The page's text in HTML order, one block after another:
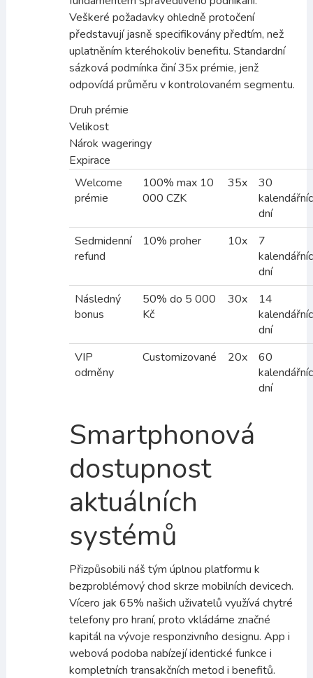
Veškeré požadavky ohledně protočení
představují jasně specifikovány předtím, než
uplatněním kteréhokoliv benefitu. Standardní
sázková podmínka činí 35x prémie, jenž
odpovídá průměru v kontrolovaném segmentu.
Druh prémie
Velikost
Nárok wageringу
Expirace
Welcome
prémie
100% max 10
000 CZK
35x
30
dní
Sedmidenní
refund
10% proher 10x
7
dní
Následný
bonus
50% do 5 000
Kč
30x
14
dní
VIP
odměny
Customizované 20x
60
dní
Smartphonová
dostupnost
aktuálních
systémů
Přizpůsobili náš tým úplnou platformu k
bezproblémový chod skrze mobilních devicech.
Vícero jak 65% našich uživatelů využívá chytré
telefony pro hraní, proto vkládáme značné
kapitál na vývoje responzivního designu. App i
webová podoba nabízejí identické funkce i
kompletních transakčních metod i benefitů.